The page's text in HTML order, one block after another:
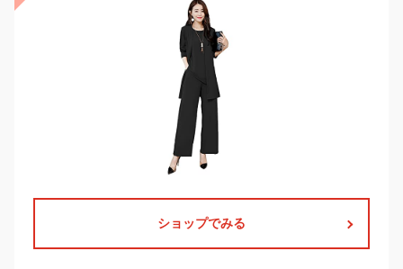
ショップでみる